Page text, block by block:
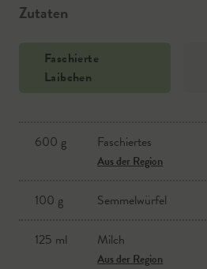
Zutaten
Faschierte
Laibchen
600 g Faschiertes
Aus der Region
100 g Semmelwürfel
125 ml Milch
Aus der Region
Erdäpfel
Aus der Region
Salz
Rosmarin